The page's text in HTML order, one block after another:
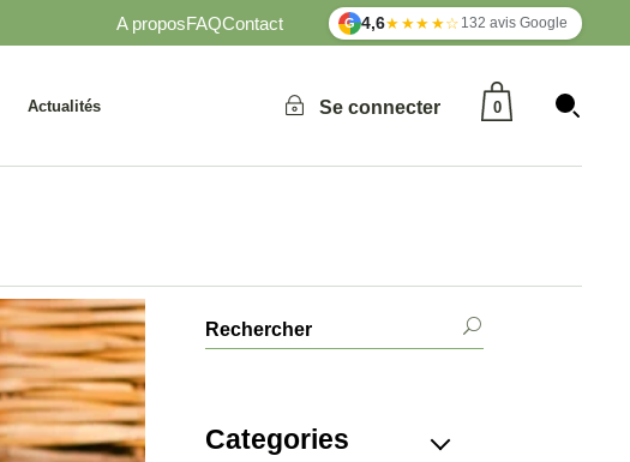
A proposFAQContact G 4,6★★★★☆ 132 avis Google
Actualités Se connecter 0
Aucun produit dans le panier.
Categories